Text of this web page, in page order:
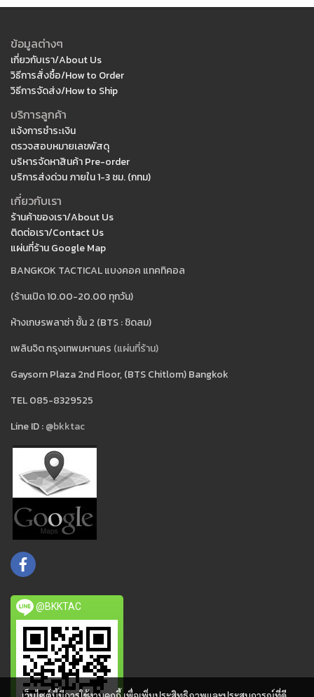
ข้อมูลต่างๆ
เกี่ยวกับเรา/About Us
วิธีการสั่งซื้อ/How to Order
วิธีการจัดส่ง/How to Ship
บริการลูกค้า
แจ้งการชำระเงิน
ตรวจสอบหมายเลขพัสดุ
บริหารจัดหาสินค้า Pre-order
บริการส่งด่วน ภายใน 1-3 ชม. (กทม)
เกี่ยวกับเรา
ร้านค้าของเรา/About Us
ติดต่อเรา/Contact Us
แผ่นที่ร้าน Google Map
BANGKOK TACTICAL แบงคอค แทคทิคอล
(ร้านเปิด 10.00-20.00 ทุกวัน)
ห้างเกษรพลาซ่า ชั้น 2 (BTS : ชิดลม)
เพลินจิต กรุงเทพมหานคร (แผ่นที่ร้าน)
Gaysorn Plaza 2nd Floor, (BTS Chitlom) Bangkok
TEL 085-8329525
Line ID :@bkktac
@BKKTAC